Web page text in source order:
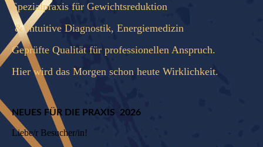
Spezialpraxis für Gewichtsreduktion
& Intuitive Diagnostik, Energiemedizin
Geprüfte Qualität für professionellen Anspruch.
Hier wird das Morgen schon heute Wirklichkeit.
NEUES FÜR DIE PRAXIS 2026
Liebe/r Besucher/in!